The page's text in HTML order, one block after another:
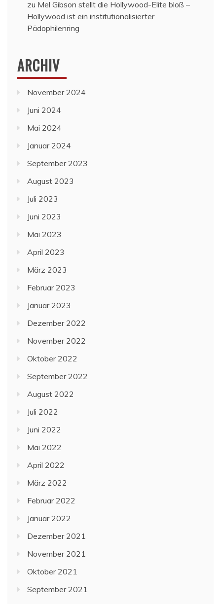
zu Mel Gibson stellt die Hollywood-Elite bloß –
Hollywood ist ein institutionalisierter
Pädophilenring
ARCHIV
November 2024
Juni 2024
Mai 2024
Januar 2024
September 2023
August 2023
Juli 2023
Juni 2023
Mai 2023
April 2023
März 2023
Februar 2023
Januar 2023
Dezember 2022
November 2022
Oktober 2022
September 2022
August 2022
Juli 2022
Juni 2022
Mai 2022
April 2022
März 2022
Februar 2022
Januar 2022
Dezember 2021
November 2021
Oktober 2021
September 2021